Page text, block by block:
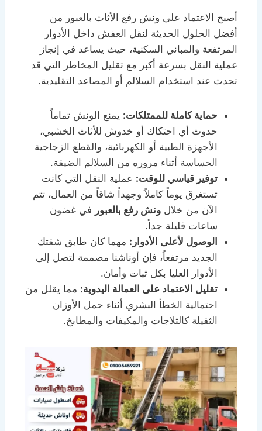
أصبح الاعتماد على ونش رفع الأثاث بالعبور من
أفضل الحلول الحديثة لنقل العفش داخل الأدوار
المرتفعة والمباني السكنية، حيث يساعد في إنجاز
عملية النقل بسرعة أكبر مع تقليل المخاطر التي قد
تحدث عند استخدام السلالم أو المصاعد التقليدية.
حماية كاملة للممتلكات: يمنع الونش تماماً
حدوث أي احتكاك أو خدوش للأثاث الخشبي،
الأجهزة الطبية أو الكهربائية، والقطع الزجاجية
الحساسة أثناء مروره من السلالم الضيقة.
توفير قياسي للوقت: عملية النقل التي كانت
تستغرق يوماً كاملاً وجهداً شاقاً من العمال، تتم
الآن من خلال ونش رفع بالعبور في غضون
ساعات قليلة جداً.
الوصول لأعلى الأدوار: مهما كان طابق شقتك
الجديد مرتفعاً، فإن أوناشنا مصممة لتصل إلى
الأدوار العليا بكل ثبات وأمان.
تقليل الاعتماد على العمالة اليدوية: مما يقلل من
احتمالية الخطأ البشري أثناء حمل الأوزان
الثقيلة كالثلاجات والمكيفات والمطابخ.